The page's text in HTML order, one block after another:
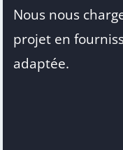
Nous nous
projet en
adaptée.